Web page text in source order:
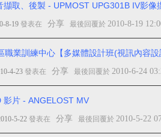
擷取、後製 - UPMOST UPG301B IV影像
8-19 發表在 分享 最後回覆於 2010-8-19
職業訓練中心【多媒體設計班(視訊內容
4-23 發表在 分享 最後回覆於 2010-6-24
影片 - ANGELOST MV
5-22 發表在 分享 最後回覆於 2010-5-22